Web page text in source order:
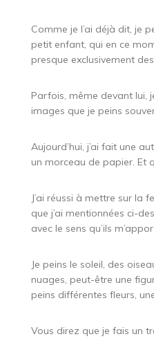
Comme je l’ai déjà dit, je
petit enfant, qui en ce
presque exclusivement
Parfois, même devant lui,
images que je peins
Aujourd’hui, j’ai fait une
un morceau de papier. Et
J’ai réussi à mettre sur la
que j’ai mentionnées ci-
avec le sens qu’ils
Je peins le soleil, des
nuages, peut-être une
peins différentes fleurs,
Vous direz que je fais un